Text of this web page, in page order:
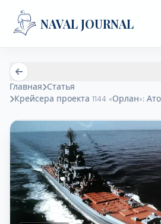
NAVAL JOURNAL
Главная Статья
Крейсера проекта 1144 «Орлан»: